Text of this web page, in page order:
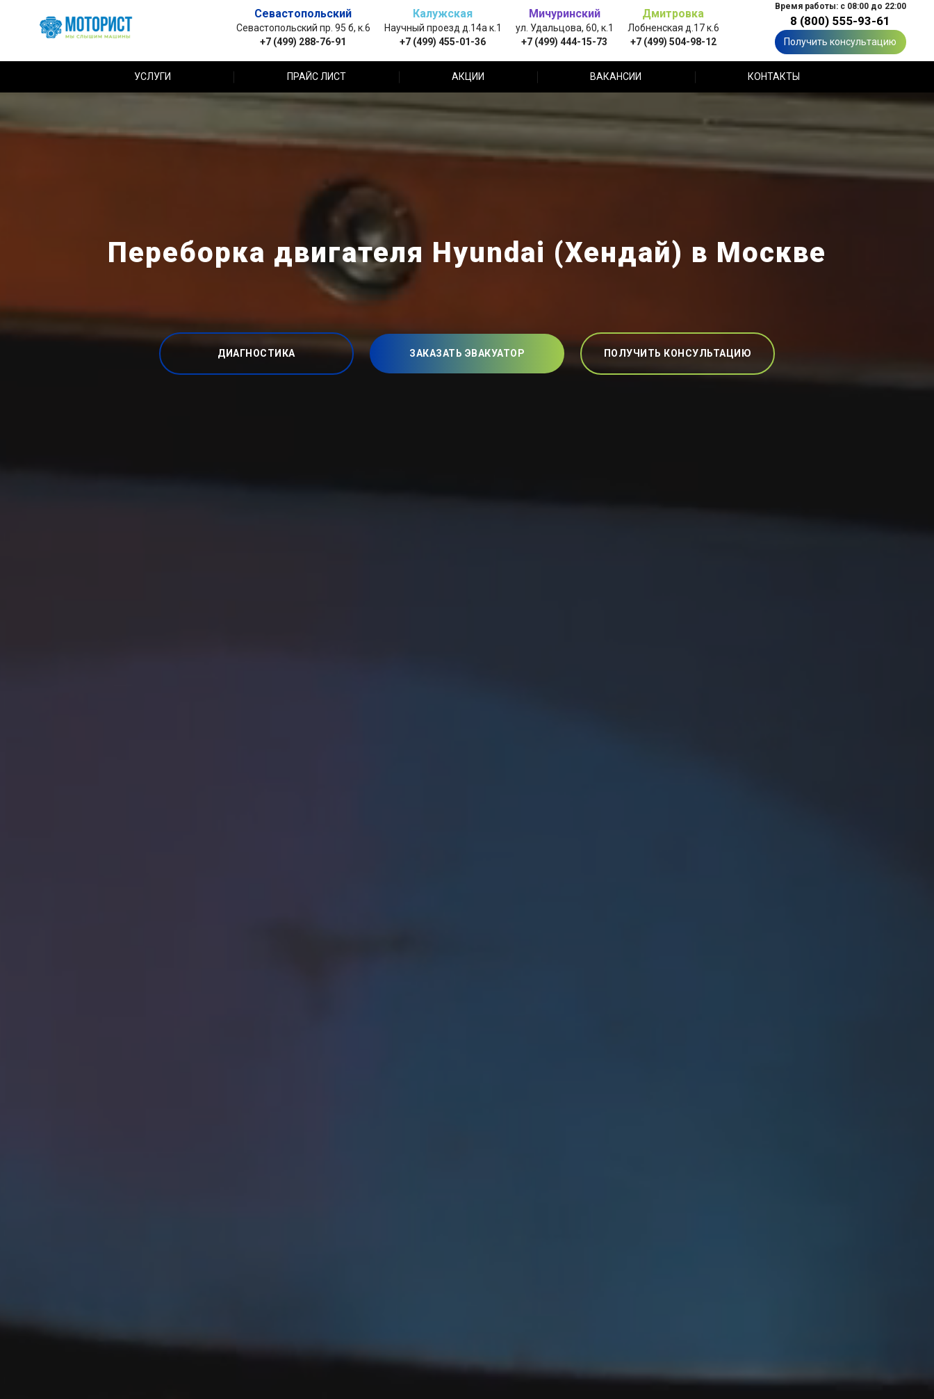
Севастопольский
Севастопольский пр. 95 б, к.6
+7 (499) 288-76-91
Калужская
Научный проезд д.14а к.1
+7 (499) 455-01-36
Мичуринский
ул. Удальцова, 60, к.1
+7 (499) 444-15-73
Дмитровка
Лобненская д.17 к.6
+7 (499) 504-98-12
Время работы: с 08:00 до 22:00
8 (800) 555-93-61
Получить консультацию
УСЛУГИ ПРАЙС ЛИСТ АКЦИИ ВАКАНСИИ КОНТАКТЫ
Переборка двигателя Hyundai (Хендай) в Москве
ДИАГНОСТИКА ЗАКАЗАТЬ ЭВАКУАТОР ПОЛУЧИТЬ КОНСУЛЬТАЦИЮ